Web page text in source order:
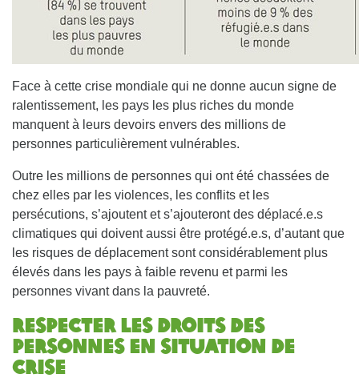
Face à cette crise mondiale qui ne donne aucun signe de
ralentissement, les pays les plus riches du monde
manquent à leurs devoirs envers des millions de
personnes particulièrement vulnérables.
Outre les millions de personnes qui ont été chassées de
chez elles par les violences, les conflits et les
persécutions, s’ajoutent et s’ajouteront des déplacé.e.s
climatiques qui doivent aussi être protégé.e.s, d’autant que
les risques de déplacement sont considérablement plus
élevés dans les pays à faible revenu et parmi les
personnes vivant dans la pauvreté.
Respecter les droits des
personnes en situation de
crise